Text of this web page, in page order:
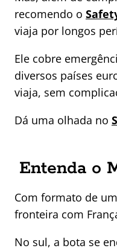
recomendo o
viaja por longos
Ele cobre
diversos países
viaja, sem
Dá uma olhada no
Entenda o
Com formato de
fronteira com
No sul, a bota se